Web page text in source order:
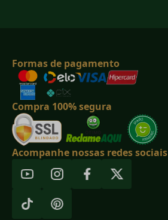
Formas de pagamento
Compra 100% segura
Acompanhe nossas redes sociais